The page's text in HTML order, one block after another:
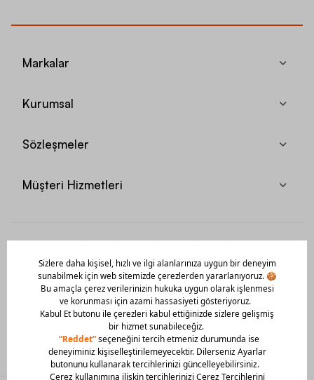
Markalar
Kurumsal
Sözleşmeler
Müşteri Hizmetleri
Mobil Uygulamamızı Hemen İndir!